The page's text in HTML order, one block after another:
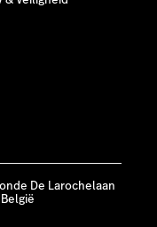
De Larochelaan